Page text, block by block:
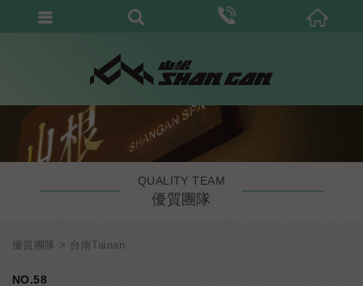
QUALITY TEAM
優質團隊
優質團隊 台南Tainan
NO.58